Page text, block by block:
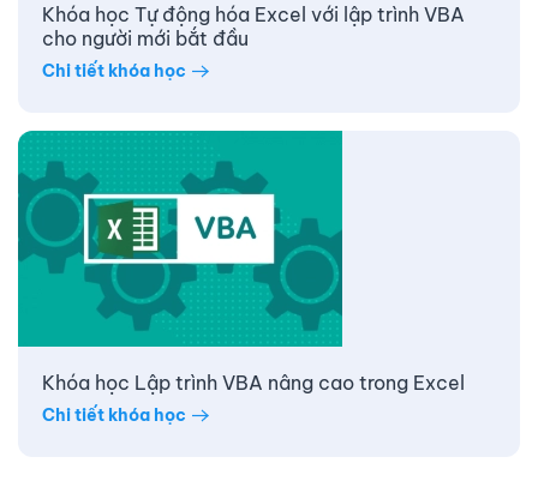
Khóa học Tự động hóa Excel với lập trình VBA
cho người mới bắt đầu
Chi tiết khóa học
Khóa học Lập trình VBA nâng cao trong Excel
Chi tiết khóa học